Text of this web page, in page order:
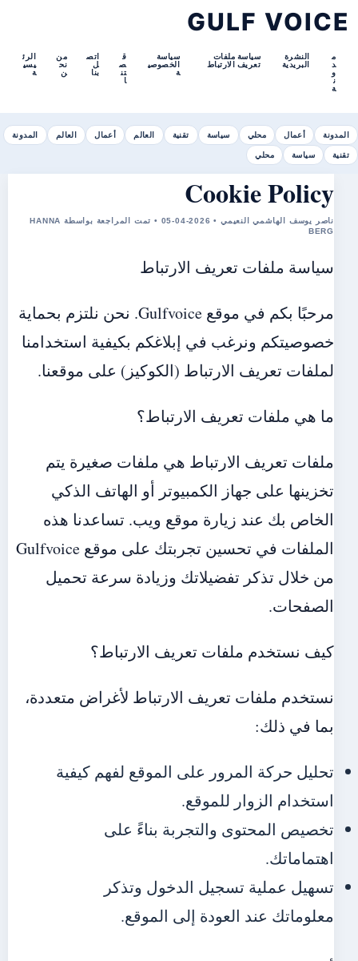
GULF VOICE
الرئ
يسي
ة
من
نح
ن
اتص
ل
بنا
ق
ص
تن
ا
سياسة
الخصوصي
ة
سياسة ملفات
تعريف الارتباط
النشرة
البريدية
م
د
و
ن
ة
المدونة أعمال محلي سياسة تقنية العالم أعمال العالم المدونة
تقنية سياسة محلي
Cookie Policy
ناصر يوسف الهاشمي النعيمي • 2026-04-05 • تمت المراجعة بواسطة HANNA
BERG
سياسة ملفات تعريف الارتباط
مرحبًا بكم في موقع Gulfvoice. نحن نلتزم بحماية
خصوصيتكم ونرغب في إبلاغكم بكيفية استخدامنا
لملفات تعريف الارتباط (الكوكيز) على موقعنا.
ما هي ملفات تعريف الارتباط؟
ملفات تعريف الارتباط هي ملفات صغيرة يتم
تخزينها على جهاز الكمبيوتر أو الهاتف الذكي
الخاص بك عند زيارة موقع ويب. تساعدنا هذه
الملفات في تحسين تجربتك على موقع Gulfvoice
من خلال تذكر تفضيلاتك وزيادة سرعة تحميل
الصفحات.
كيف نستخدم ملفات تعريف الارتباط؟
نستخدم ملفات تعريف الارتباط لأغراض متعددة،
بما في ذلك:
تحليل حركة المرور على الموقع لفهم كيفية
استخدام الزوار للموقع.
تخصيص المحتوى والتجربة بناءً على
اهتماماتك.
تسهيل عملية تسجيل الدخول وتذكر
معلوماتك عند العودة إلى الموقع.